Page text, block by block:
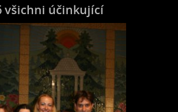
všichni účinkující